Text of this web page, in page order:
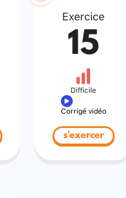
Exercice
15
Difficile
Corrigé vidéo
s'exercer